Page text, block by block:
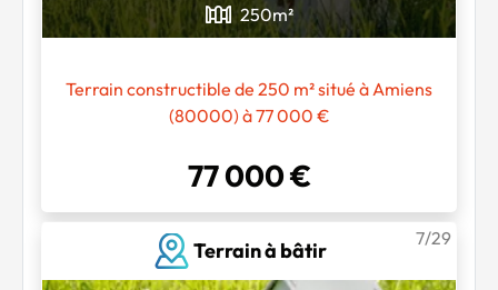
250m²
Terrain constructible de 250 m² situé à Amiens
(80000) à 77 000 €
77 000 €
Terrain à bâtir
7/29